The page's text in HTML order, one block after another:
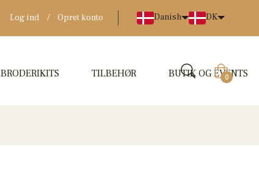
Log ind / Opret konto Danish DK
BRODERIKITS TILBEHØR BUTIK OG EVENTS
0